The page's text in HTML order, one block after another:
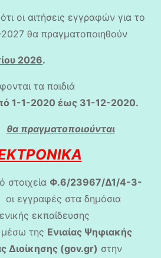
οι αιτήσεις εγγραφών για το
θα πραγματοποιηθούν
2026.
τα παιδιά
1-1-2020 έως 31-12-2020.
θα πραγματοποιούνται
στοιχεία Φ.6/23967/Δ1/4-3-
oι εγγραφές στα δημόσια
εκπαίδευσης
μέσω της Ενιαίας Ψηφιακής
Διοίκησης (gov.gr) στην